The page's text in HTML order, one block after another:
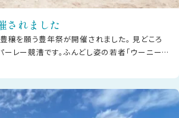
されました
穣を願う豊年祭が開催されました。 見どころ
レー競漕です。ふんどし姿の若者「ウーニー」
で駆け